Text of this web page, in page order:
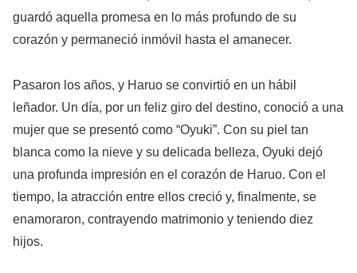
guardó aquella promesa en lo más profundo de su
corazón y permaneció inmóvil hasta el amanecer.
Pasaron los años, y Haruo se convirtió en un hábil
leñador. Un día, por un feliz giro del destino, conoció a una
mujer que se presentó como “Oyuki”. Con su piel tan
blanca como la nieve y su delicada belleza, Oyuki dejó
una profunda impresión en el corazón de Haruo. Con el
tiempo, la atracción entre ellos creció y, finalmente, se
enamoraron, contrayendo matrimonio y teniendo diez
hijos.